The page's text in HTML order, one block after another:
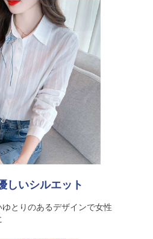
しいシルエット
とりのあるデザインで女性